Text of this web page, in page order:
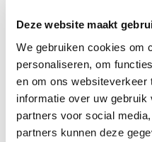
Deze website maakt
We gebruiken cookies om
personaliseren, om
en om ons websiteverkeer
informatie over uw
partners voor social
partners kunnen deze
Bel: 035-30 20
info@ffp.nl